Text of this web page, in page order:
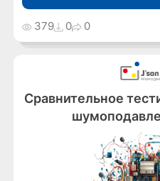
379 0 0
Сравнительное